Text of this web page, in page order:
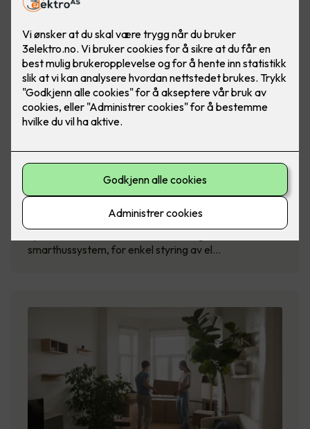
SG Smart - intelligent styring av
smarthussystem, for enkel styring av el…